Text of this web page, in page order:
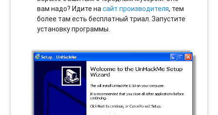
вам надо? Идите насайт производителя, тем
более там есть бесплатный триал. Запустите
установку программы.